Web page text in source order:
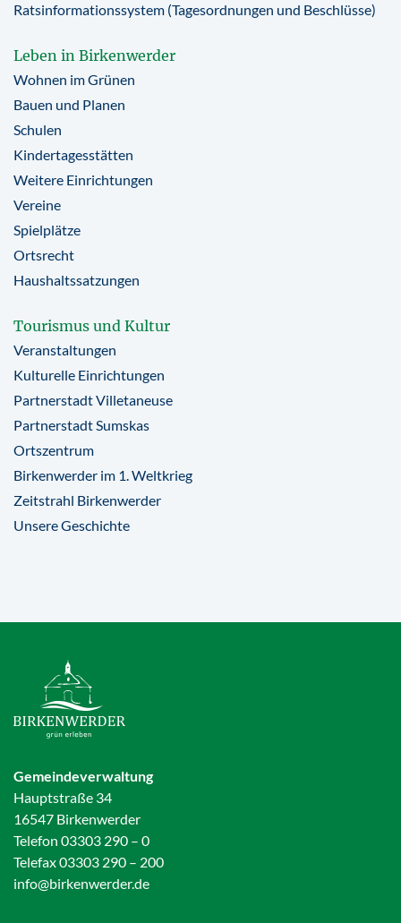
Ratsinformationssystem (Tagesordnungen und Beschlüsse)
Leben in Birkenwerder
Wohnen im Grünen
Bauen und Planen
Schulen
Kindertagesstätten
Weitere Einrichtungen
Vereine
Spielplätze
Ortsrecht
Haushaltssatzungen
Tourismus und Kultur
Veranstaltungen
Kulturelle Einrichtungen
Partnerstadt Villetaneuse
Partnerstadt Sumskas
Ortszentrum
Birkenwerder im 1. Weltkrieg
Zeitstrahl Birkenwerder
Unsere Geschichte
Gemeindeverwaltung
Hauptstraße 34
16547 Birkenwerder
Telefon 03303 290 – 0
Telefax 03303 290 – 200
info@birkenwerder.de